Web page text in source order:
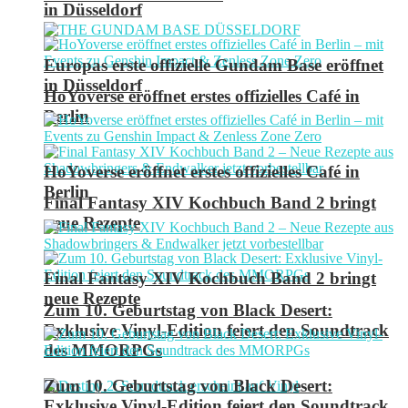
in Düsseldorf
HoYoverse eröffnet erstes offizielles Café in
Berlin
Final Fantasy XIV Kochbuch Band 2 bringt
neue Rezepte
Zum 10. Geburtstag von Black Desert:
Exklusive Vinyl-Edition feiert den Soundtrack
des MMORPGs
Europas erste offizielle Gundam Base eröffnet
in Düsseldorf
HoYoverse eröffnet erstes offizielles Café in
Berlin
Final Fantasy XIV Kochbuch Band 2 bringt
neue Rezepte
Zum 10. Geburtstag von Black Desert: